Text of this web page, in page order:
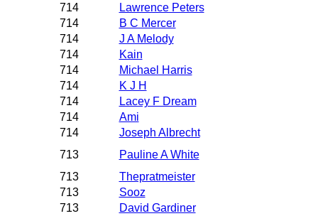
714
Lawrence Peters
714
B C Mercer
714
J A Melody
714
Kain
714
Michael Harris
714
K J H
714
Lacey F Dream
714
Ami
714
Joseph Albrecht
713
Pauline A White
713
Thepratmeister
713
Sooz
713
David Gardiner